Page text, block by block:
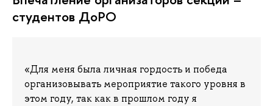
студентов ДоРО
«Для меня была личная гордость и победа
организовывать мероприятие такого уровня в
этом году, так как в прошлом году я